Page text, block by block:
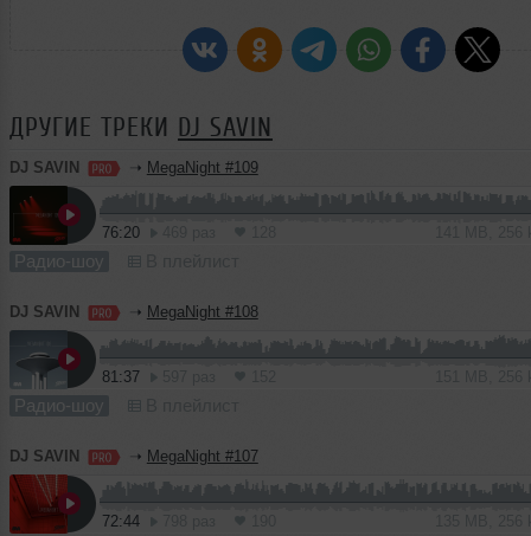
ДРУГИЕ ТРЕКИ DJ SAVIN
DJ SAVIN ➝ MegaNight #109
76:20
Радио-шоу
DJ SAVIN ➝ MegaNight #108
81:37
Радио-шоу
DJ SAVIN ➝ MegaNight #107
72:44